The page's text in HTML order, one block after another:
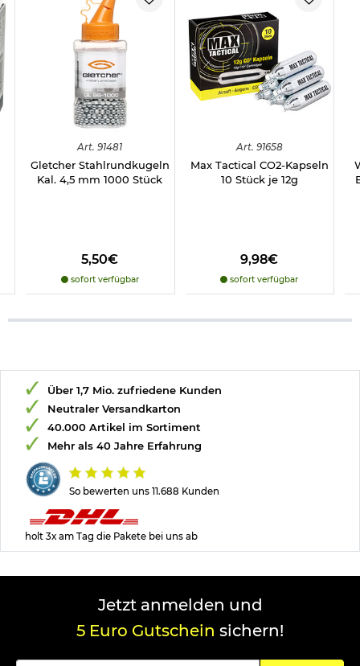
Art. 91481
Gletcher Stahlrundkugeln
Kal. 4,5 mm 1000 Stück
5,50€
sofort verfügbar
Art. 91658
Max Tactical CO2-Kapseln
10 Stück je 12g
9,98€
sofort verfügbar
So bewerten uns 11.688 Kunden
Über 1,7 Mio. zufriedene Kunden
Neutraler Versandkarton
40.000 Artikel im Sortiment
Mehr als 40 Jahre Erfahrung
holt 3x am Tag die Pakete bei uns ab
Jetzt anmelden und
5 Euro Gutschein sichern!